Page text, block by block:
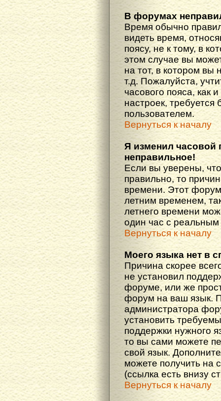
В форумах
Время обычно
видеть время,
поясу, не к тому, в
этом случае вы
на тот, в котором вы
т.д. Пожалуйста,
часового пояса, как
настроек,
пользователем.
Вернуться к началу
Я изменил часовой
неправильное!
Если вы уверены,
правильно, то
времени. Этот
летним временем,
летнего времени
один час с
Вернуться к началу
Моего языка нет в
Причина скорее
не установил
форуме, или же
форум на ваш язык.
администратора
установить
поддержки нужного
то вы сами можете
свой язык.
можете получить на
(ссылка есть внизу
Вернуться к началу